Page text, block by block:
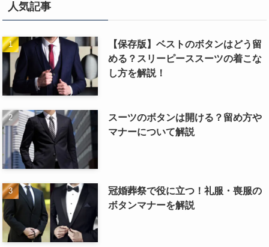
人気記事
【保存版】ベストのボタンはどう留
める？スリーピーススーツの着こな
し方を解説！
スーツのボタンは開ける？留め方や
マナーについて解説
冠婚葬祭で役に立つ！礼服・喪服の
ボタンマナーを解説